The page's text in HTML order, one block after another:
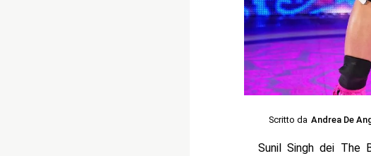
Scritto da Andrea De
Sunil Singh dei The